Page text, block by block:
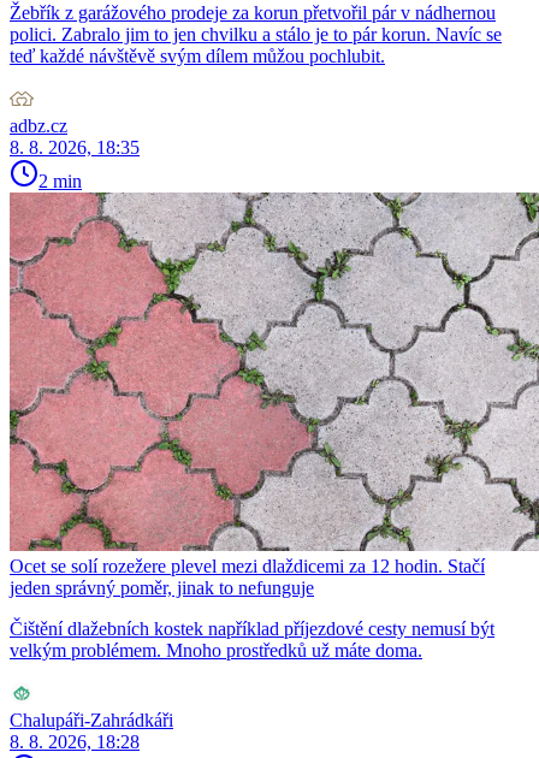
Žebřík z garážového prodeje za korun přetvořil pár v nádhernou
polici. Zabralo jim to jen chvilku a stálo je to pár korun. Navíc se
teď každé návštěvě svým dílem můžou pochlubit.
adbz.cz
8. 8. 2026, 18:35
2 min
Ocet se solí rozežere plevel mezi dlaždicemi za 12 hodin. Stačí
jeden správný poměr, jinak to nefunguje
Čištění dlažebních kostek například příjezdové cesty nemusí být
velkým problémem. Mnoho prostředků už máte doma.
Chalupáři-Zahrádkáři
8. 8. 2026, 18:28